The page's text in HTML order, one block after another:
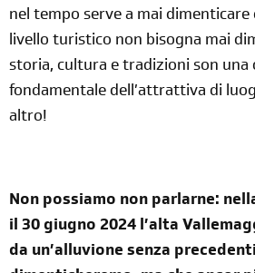
nel tempo serve a mai dimenticare
livello turistico non bisogna mai
storia, cultura e tradizioni son una
fondamentale dell’attrattiva di
altro!
Non possiamo non parlarne:
il 30 giugno 2024 l’alta
da un’alluvione senza